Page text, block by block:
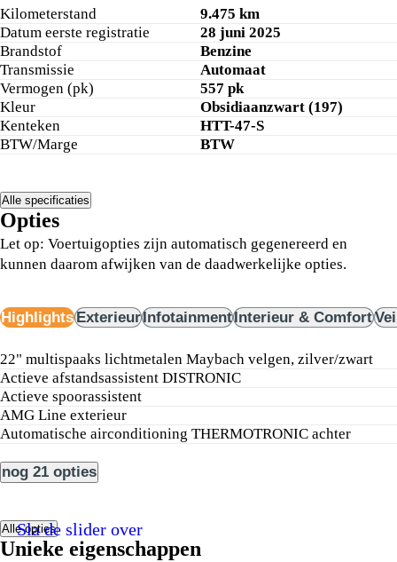
Kilometerstand
9.475 km
Datum eerste registratie
28 juni 2025
Brandstof
Benzine
Transmissie
Automaat
Vermogen (pk)
557 pk
Kleur
Obsidiaanzwart (197)
Kenteken
HTT-47-S
BTW/Marge
BTW
Alle specificaties
Opties
Let op: Voertuigopties zijn automatisch gegenereerd en
kunnen daarom afwijken van de daadwerkelijke opties.
HighlightsExterieurInfotainmentInterieur & Comfort
22" multispaaks lichtmetalen Maybach velgen, zilver/zwart
Actieve afstandsassistent DISTRONIC
Actieve spoorassistent
AMG Line exterieur
Automatische airconditioning THERMOTRONIC achter
nog 21 opties
Alle opties
Unieke eigenschappen
Sla de slider over